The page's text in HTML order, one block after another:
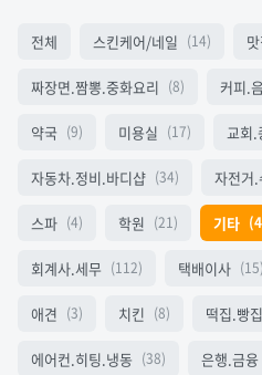
전체 스킨케어/네일 (14)
짜장면.짬뽕.중화요리 (8) 커피.
약국 (9) 미용실 (17) 교회.
자동차.정비.바디샵 (34) 자전거.
스파 (4) 학원 (21) 기타
회계사.세무 (112) 택배이사 (15)
애견 (3) 치킨 (8) 떡집.빵집
에어컨.히팅.냉동 (38) 은행.금융